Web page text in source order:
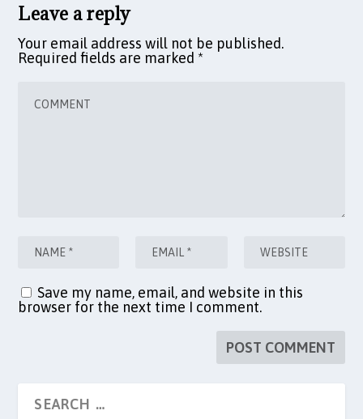
Leave a reply
Your email address will not be published.
Required fields are marked *
Save my name, email, and website in this
browser for the next time I comment.